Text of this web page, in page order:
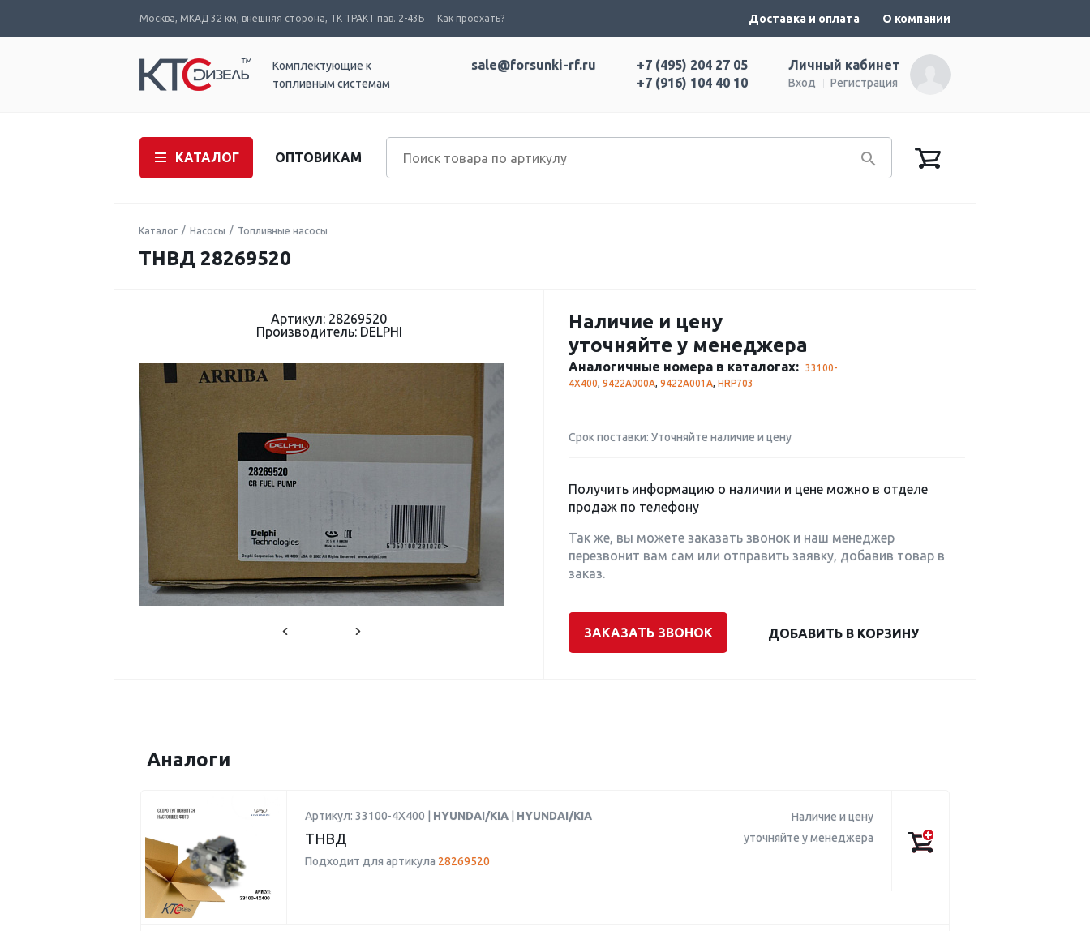
Москва, МКАД 32 км, внешняя сторона, ТК ТРАКТ пав. 2-43Б Как проехать? Доставка и оплата О компании
Комплектующие к
топливным системам
Личный кабинет
Вход Регистрация
+7 (495) 204 27 05
+7 (916) 104 40 10
sale@forsunki-rf.ru
КАТАЛОГ ОПТОВИКАМ
Каталог Насосы Топливные насосы
ТНВД 28269520
Артикул: 28269520
Производитель: DELPHI
Наличие и цену
уточняйте у менеджера
Аналогичные номера в каталогах:
33100-
4X400, 9422A000A, 9422A001A, HRP703
Срок поставки: Уточняйте наличие и цену
Получить информацию о наличии и цене можно в отделе
продаж по телефону
Так же, вы можете заказать звонок и наш менеджер
перезвонит вам сам или отправить заявку, добавив товар в
заказ.
ЗАКАЗАТЬ ЗВОНОК ДОБАВИТЬ В КОРЗИНУ
Аналоги
Артикул: 33100-4X400 | HYUNDAI/KIA HYUNDAI/KIA
ТНВД
Подходит для артикула 28269520
Наличие и цену
уточняйте у менеджера